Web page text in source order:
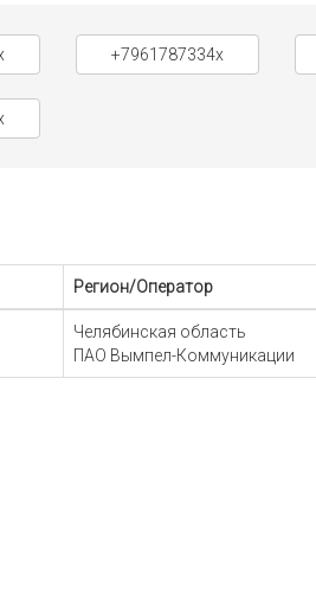
+7961787334x
Регион/Оператор
Челябинская область
ПАО Вымпел-Коммуникации